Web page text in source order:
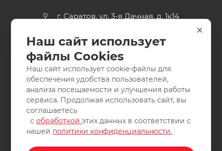
г. Саратов, ул. 3-я Дачная, д. 1к14
2011-2026 © интернет-магазин спортивных товаров
ВелоСаратов. Не является публичной офертой. Все права
защищены. Заимствование материалов и фотографий
запрещено.
Наш сайт использует
файлы Cookies
Наш сайт использует cookie-файлы для
обеспечения удобства пользователей,
анализа посещаемости и улучшения работы
сервиса. Продолжая использовать сайт, вы
соглашаетесь
собработкойэтих данных в соответствии с
нашей политики конфиденциальности.